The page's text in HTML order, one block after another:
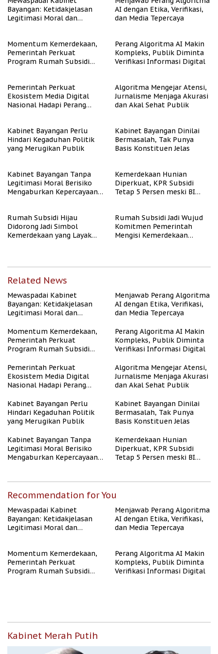
Bayangan: Ketidakjelasan
Legitimasi Moral dan
AI dengan Etika, Verifikasi,
dan Media Tepercaya
Momentum Kemerdekaan,
Pemerintah Perkuat
Program Rumah Subsidi
Perang Algoritma AI Makin
Kompleks, Publik Diminta
Verifikasi Informasi Digital
Pemerintah Perkuat
Ekosistem Media Digital
Nasional Hadapi Perang
Algoritma Mengejar Atensi,
Jurnalisme Menjaga Akurasi
dan Akal Sehat Publik
Kabinet Bayangan Perlu
Hindari Kegaduhan Politik
yang Merugikan Publik
Kabinet Bayangan Dinilai
Bermasalah, Tak Punya
Basis Konstituen Jelas
Kabinet Bayangan Tanpa
Legitimasi Moral Berisiko
Mengaburkan Kepercayaan
Kemerdekaan Hunian
Diperkuat, KPR Subsidi
Tetap 5 Persen meski BI
Rumah Subsidi Hijau
Didorong Jadi Simbol
Kemerdekaan yang Layak
Rumah Subsidi Jadi Wujud
Komitmen Pemerintah
Mengisi Kemerdekaan
Related News
Mewaspadai Kabinet
Bayangan: Ketidakjelasan
Legitimasi Moral dan
Menjawab Perang Algoritma
AI dengan Etika, Verifikasi,
dan Media Tepercaya
Momentum Kemerdekaan,
Pemerintah Perkuat
Program Rumah Subsidi
Berpenghasilan Rendah
Perang Algoritma AI Makin
Kompleks, Publik Diminta
Verifikasi Informasi Digital
Pemerintah Perkuat
Ekosistem Media Digital
Nasional Hadapi Perang
Algoritma Mengejar Atensi,
Jurnalisme Menjaga Akurasi
dan Akal Sehat Publik
Kabinet Bayangan Perlu
Hindari Kegaduhan Politik
yang Merugikan Publik
Kabinet Bayangan Dinilai
Bermasalah, Tak Punya
Basis Konstituen Jelas
Kabinet Bayangan Tanpa
Legitimasi Moral Berisiko
Mengaburkan Kepercayaan
Kemerdekaan Hunian
Diperkuat, KPR Subsidi
Tetap 5 Persen meski BI
Recommendation for You
Mewaspadai Kabinet
Bayangan: Ketidakjelasan
Legitimasi Moral dan
Menjawab Perang Algoritma
AI dengan Etika, Verifikasi,
dan Media Tepercaya
Momentum Kemerdekaan,
Pemerintah Perkuat
Program Rumah Subsidi
Perang Algoritma AI Makin
Kompleks, Publik Diminta
Verifikasi Informasi Digital
Kabinet Merah Putih